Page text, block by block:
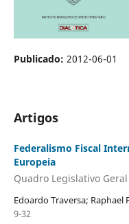
Publicado: 2012-06-01
Artigos
Federalismo Fiscal
Europeia
Quadro Legislativo
Edoardo Traversa; Raphael
9-32